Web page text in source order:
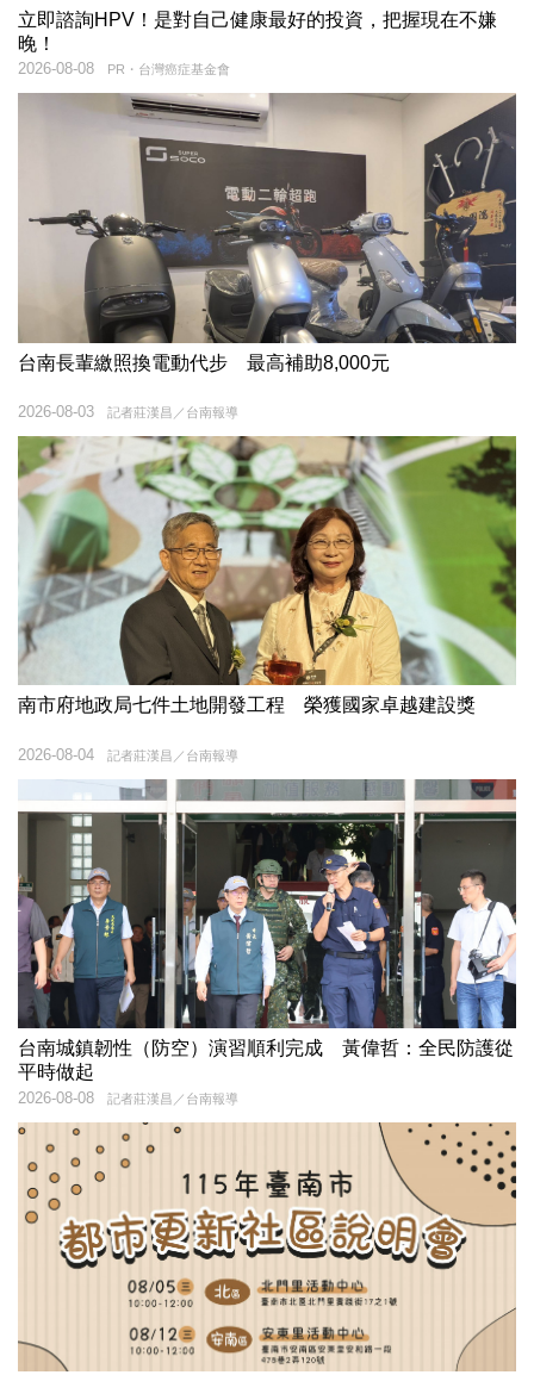
立即諮詢HPV！是對自己健康最好的投資，把握現在不嫌
晚！
PR・台灣癌症基金會
2026-08-08
台南長輩繳照換電動代步 最高補助8,000元
記者莊漢昌／台南報導
2026-08-03
南市府地政局七件土地開發工程 榮獲國家卓越建設獎
記者莊漢昌／台南報導
2026-08-04
台南城鎮韌性（防空）演習順利完成 黃偉哲：全民防護從
平時做起
記者莊漢昌／台南報導
2026-08-08